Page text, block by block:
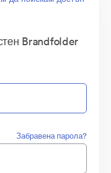
Brandfolder
Забравена парола?